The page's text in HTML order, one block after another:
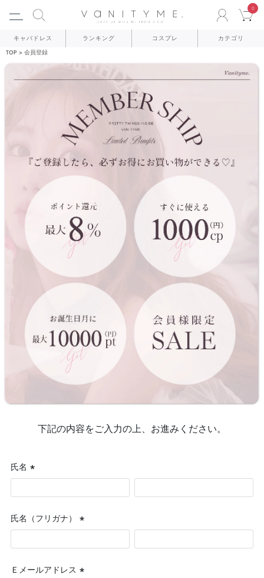
0
キャバドレス ランキング コスプレ カテゴリ
TOP 会員登録
下記の内容をご入力の上、お進みください。
氏名
(必
須)
氏名（フリガナ）
(必
須)
Ｅメールアドレス